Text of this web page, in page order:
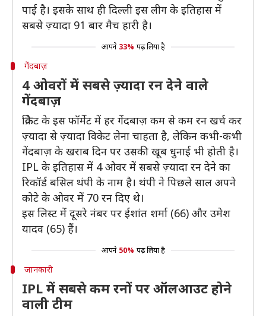
पाई है। इसके साथ ही दिल्ली इस लीग के इतिहास में
सबसे ज़्यादा 91 बार मैच हारी है।
आपने 33% पढ़ लिया है
गेंदबाज़
4 ओवरों में सबसे ज़्यादा रन देने वाले
गेंदबाज़
क्रिकेट के इस फॉर्मेट में हर गेंदबाज़ कम से कम रन खर्च कर
ज़्यादा से ज़्यादा विकेट लेना चाहता है, लेकिन कभी-कभी
गेंदबाज़ के खराब दिन पर उसकी खूब धुनाई भी होती है।
IPL के इतिहास में 4 ओवर में सबसे ज़्यादा रन देने का
रिकॉर्ड बसिल थंपी के नाम है। थंपी ने पिछले साल अपने
कोटे के ओवर में 70 रन दिए थे।
इस लिस्ट में दूसरे नंबर पर ईशांत शर्मा (66) और उमेश
यादव (65) हैं।
आपने 50% पढ़ लिया है
जानकारी
IPL में सबसे कम रनों पर ऑलआउट होने
वाली टीम